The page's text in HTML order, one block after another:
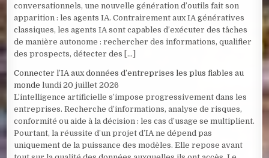
conversationnels, une nouvelle génération d’outils fait son
apparition : les agents IA. Contrairement aux IA génératives
classiques, les agents IA sont capables d’exécuter des tâches
de manière autonome : rechercher des informations, qualifier
des prospects, détecter des […]
Connecter l’IA aux données d’entreprises les plus fiables au
monde lundi 20 juillet 2026
L’intelligence artificielle s’impose progressivement dans les
entreprises. Recherche d’informations, analyse de risques,
conformité ou aide à la décision : les cas d’usage se multiplient.
Pourtant, la réussite d’un projet d’IA ne dépend pas
uniquement de la puissance des modèles. Elle repose avant